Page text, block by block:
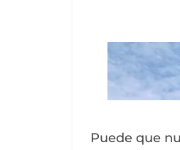
Puede que